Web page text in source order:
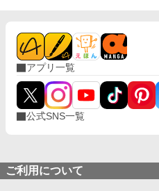
アプリ一覧
公式SNS一覧
ご利用について